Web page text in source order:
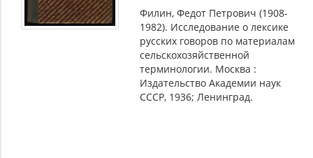
Филин, Федот Петрович (1908-
1982). Исследование о лексике
русских говоров по материалам
сельскохозяйственной
терминологии. Москва :
Издательство Академии наук
СССР, 1936; Ленинград.